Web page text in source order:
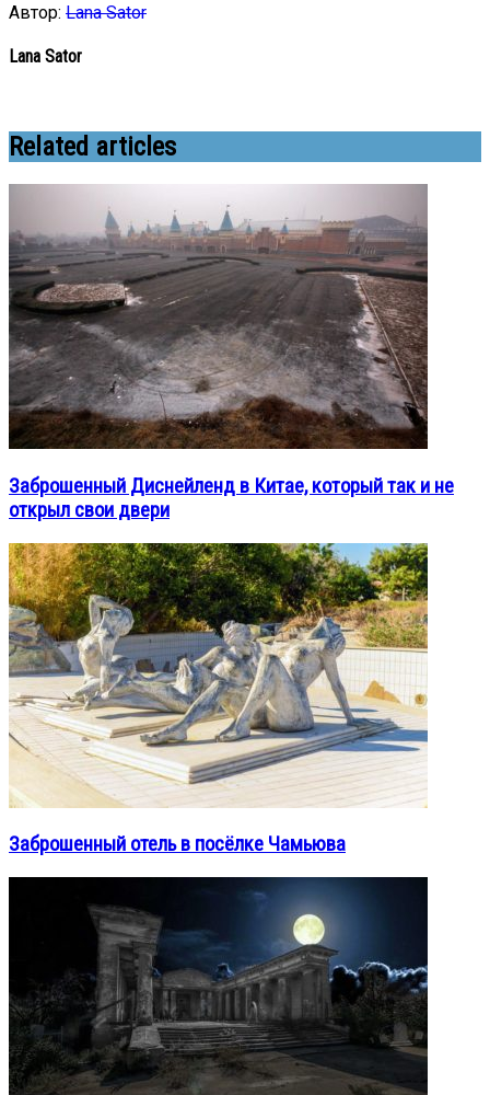
Автор: Lana Sator
Lana Sator
Related articles
Заброшенный Диснейленд в Китае, который так и не
открыл свои двери
Заброшенный отель в посёлке Чамьюва